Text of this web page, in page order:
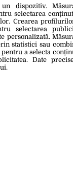
fi o
03 Ian.
PMP
dispozitiv.
selectarea
Crearea
selectarea
personalizată.
statistici sau
a selecta
Date